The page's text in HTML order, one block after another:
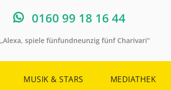
0160 99 18 16 44
„Alexa, spiele fünfundneunzig fünf Charivari“
MUSIK & STARS MEDIATHEK